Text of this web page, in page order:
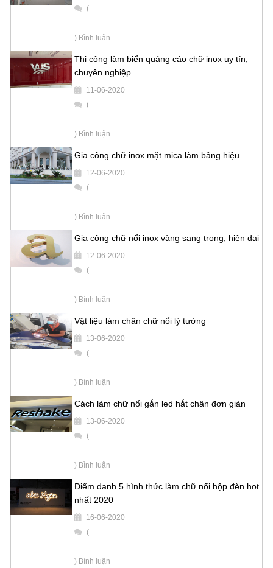
(
) Bình luận
Thi công làm biển quảng cáo chữ inox uy tín,
chuyên nghiệp
11-06-2020
(
) Bình luận
Gia công chữ inox mặt mica làm bảng hiệu
12-06-2020
(
) Bình luận
Gia công chữ nổi inox vàng sang trọng, hiện đại
12-06-2020
(
) Bình luận
Vật liệu làm chân chữ nổi lý tưởng
13-06-2020
(
) Bình luận
Cách làm chữ nổi gắn led hắt chân đơn giản
13-06-2020
(
) Bình luận
Điểm danh 5 hình thức làm chữ nổi hộp đèn hot
nhất 2020
16-06-2020
(
) Bình luận